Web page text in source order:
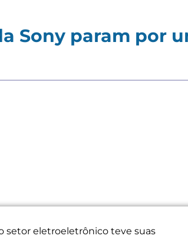
Sony param por
setor eletroeletrônico teve suas